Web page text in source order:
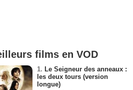
films en VOD
1. Le Seigneur des anneaux :
les deux tours (version
longue)